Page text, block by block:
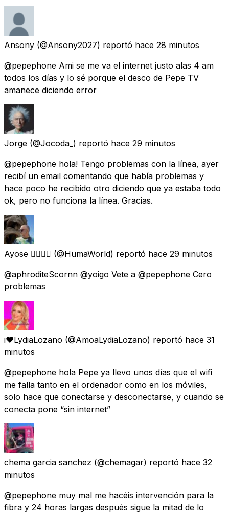
Ansony (@Ansony2027) reportó hace 28 minutos
@pepephone Ami se me va el internet justo alas 4 am
todos los días y lo sé porque el desco de Pepe TV
amanece diciendo error
Jorge (@Jocoda_) reportó hace 29 minutos
@pepephone hola! Tengo problemas con la línea, ayer
recibí un email comentando que había problemas y
hace poco he recibido otro diciendo que ya estaba todo
ok, pero no funciona la línea. Gracias.
Ayose 🏳️‍🌈🇮🇨 (@HumaWorld) reportó hace 29 minutos
@aphroditeScornn @yoigo Vete a @pepephone Cero
problemas
i❤️LydiaLozano (@AmoaLydiaLozano) reportó hace 31
minutos
@pepephone hola Pepe ya llevo unos días que el wifi
me falla tanto en el ordenador como en los móviles,
solo hace que conectarse y desconectarse, y cuando se
conecta pone “sin internet”
chema garcia sanchez (@chemagar) reportó hace 32
minutos
@pepephone muy mal me hacéis intervención para la
fibra y 24 horas largas después sigue la mitad de lo